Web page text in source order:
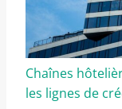
Chaînes
les lignes de